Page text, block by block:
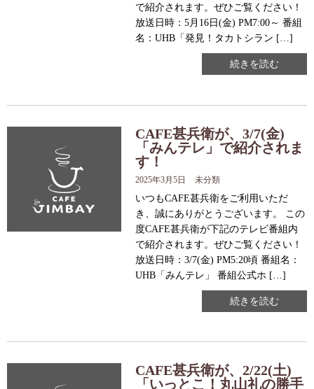
で紹介されます。ぜひご覧ください！
放送日時：5月16日(金) PM7:00～ 番組
名：UHB「発見！タカトシラン […]
続きを読む
CAFE甚兵衛が、3/7(金)
「みんテレ」で紹介されま
す！
2025年3月5日 未分類
いつもCAFE甚兵衛をご利用いただ
き、誠にありがとうございます。 この
度CAFE甚兵衛が下記のテレビ番組内
で紹介されます。ぜひご覧ください！
放送日時：3/7(金) PM5:20頃 番組名：
UHB「みんテレ」 番組公式ホ […]
続きを読む
CAFE甚兵衛が、2/22(土)
「いっとこ！丸山礼の勝手